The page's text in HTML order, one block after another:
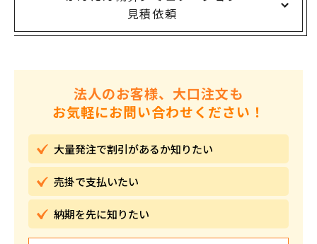
見積依頼
法人のお客様、大口注文も
お気軽にお問い合わせください！
大量発注で割引があるか知りたい
売掛で支払いたい
納期を先に知りたい